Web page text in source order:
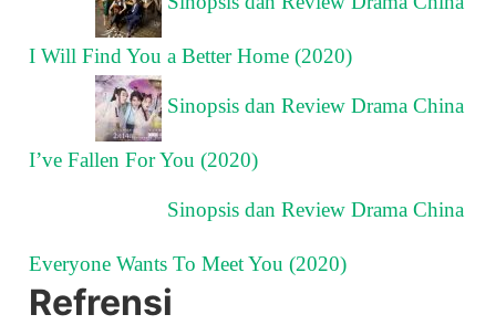
I Will Find You a Better Home (2020)
Sinopsis dan Review Drama China
I’ve Fallen For You (2020)
Sinopsis dan Review Drama China
Everyone Wants To Meet You (2020)
Refrensi